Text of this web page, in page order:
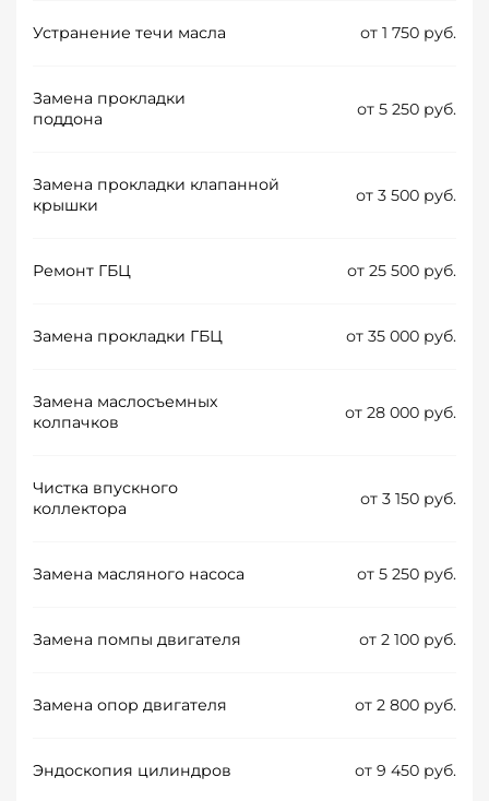
Устранение течи масла от 1 750 руб.
Замена прокладки
поддона
от 5 250 руб.
Замена прокладки клапанной
крышки
от 3 500 руб.
Ремонт ГБЦ от 25 500 руб.
Замена прокладки ГБЦ от 35 000 руб.
Замена маслосъемных
колпачков
от 28 000 руб.
Чистка впускного
коллектора
от 3 150 руб.
Замена масляного насоса от 5 250 руб.
Замена помпы двигателя от 2 100 руб.
Замена опор двигателя от 2 800 руб.
Эндоскопия цилиндров от 9 450 руб.